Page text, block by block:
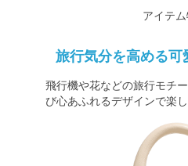
アイテ
旅行気分を高める可
飛行機や花などの旅行モチ
び心あふれるデザインで楽